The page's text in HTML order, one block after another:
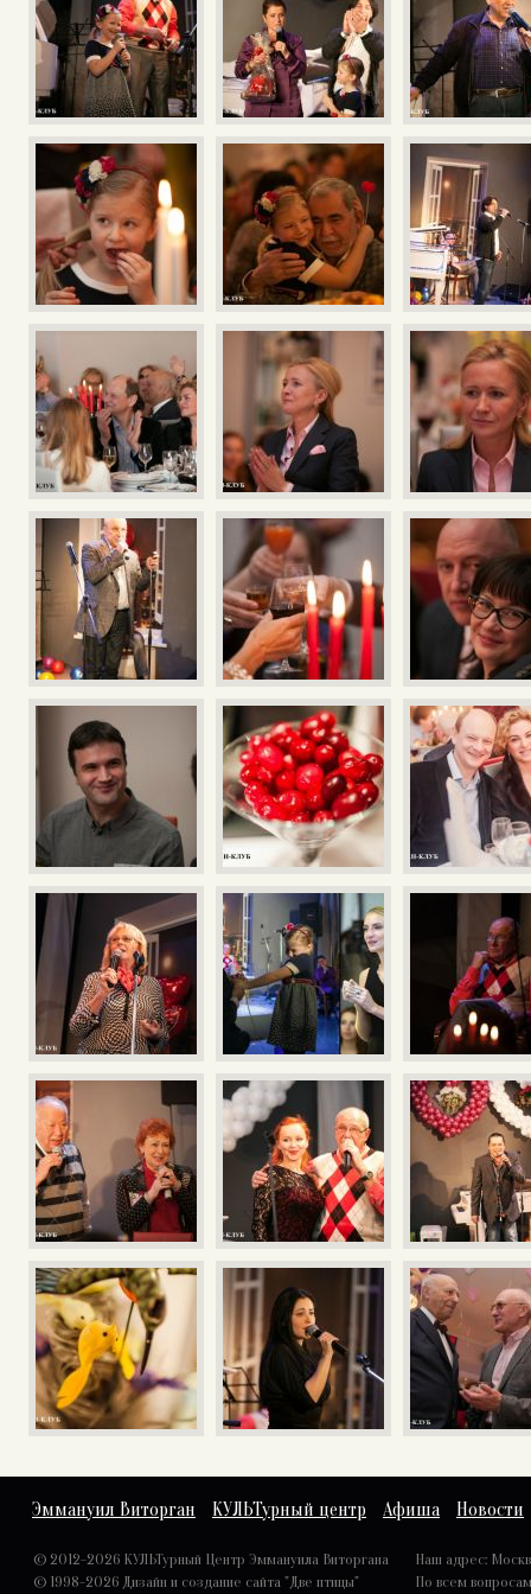
Эммануил Виторган КУЛЬТурный центр Афиша Новости
© 2012-2026 КУЛЬТурный Центр Эммануила Виторгана
© 1998-2026 Дизайн и создание сайта "Две птицы"
Наш адрес:
По всем